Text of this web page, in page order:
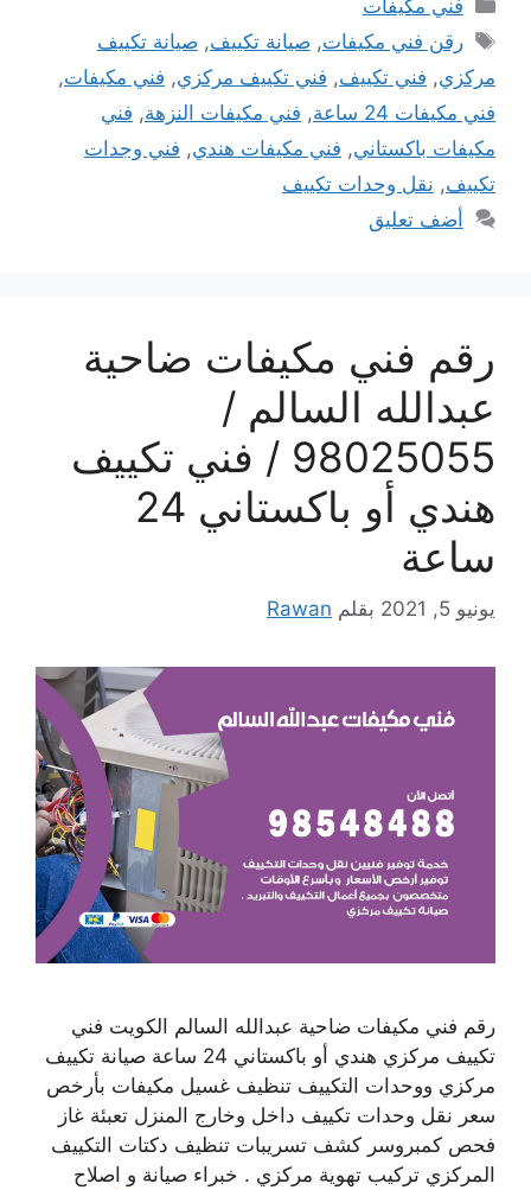
فني مكيفات
الوسوم
رقن فني مكيفات,صيانة تكييف,صيانة تكييف
مركزي, فني تكييف, فني تكييف مركزي, فني مكيفات,
فني مكيفات 24 ساعة
, فني مكيفات النزهة, فني
مكيفات باكستاني, فني مكيفات هندي, فني وجدات
تكييف, نقل وحدات تكييف
أضف تعليق
رقم فني مكيفات ضاحية
عبدالله السالم /
98025055 / فني تكييف
هندي أو باكستاني 24
ساعة
يونيو 5, 2021 بقلم Rawan
رقم فني مكيفات ضاحية عبدالله السالم الكويت فني
تكييف مركزي هندي أو باكستاني 24 ساعة صيانة تكييف
مركزي ووحدات التكييف تنظيف غسيل مكيفات بأرخص
سعر نقل وحدات تكييف داخل وخارج المنزل تعبئة غاز
فحص كمبروسر كشف تسريبات تنظيف دكتات التكييف
المركزي تركيب تهوية مركزي . خبراء صيانة و اصلاح